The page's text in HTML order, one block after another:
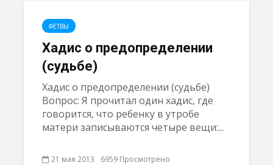
ФЕТВЫ
Хадис о предопределении
(судьбе)
Хадис о предопределении (судьбе)
Вопрос: Я прочитал один хадис, где
говорится, что ребенку в утробе
матери записываются четыре вещи:...
21 мая 2013 6959 Просмотрено